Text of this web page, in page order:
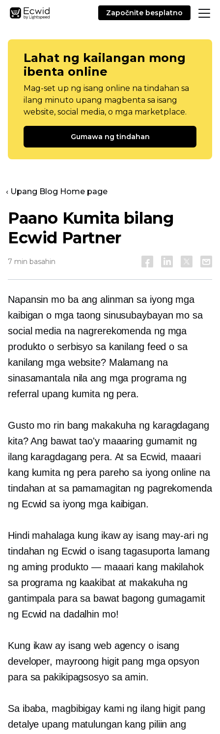
Započnite besplatno
Lahat ng kailangan mong
ibenta online
Mag-set up ng isang online na tindahan sa
ilang minuto upang magbenta sa isang
website, social media, o mga marketplace.
Gumawa ng tindahan
‹ Upang Blog Home page
Paano Kumita bilang
Ecwid Partner
7 min basahin
Napansin mo ba ang alinman sa iyong mga
kaibigan o mga taong sinusubaybayan mo sa
social media na nagrerekomenda ng mga
produkto o serbisyo sa kanilang feed o sa
kanilang mga website? Malamang na
sinasamantala nila ang mga programa ng
referral upang kumita ng pera.
Gusto mo rin bang makakuha ng karagdagang
kita? Ang bawat tao'y maaaring gumamit ng
ilang karagdagang pera. At sa Ecwid, maaari
kang kumita ng pera pareho sa iyong online na
tindahan at sa pamamagitan ng pagrekomenda
ng Ecwid sa iyong mga kaibigan.
Hindi mahalaga kung ikaw ay isang may-ari ng
tindahan ng Ecwid o isang tagasuporta lamang
ng aming produkto — maaari kang makilahok
sa programa ng kaakibat at makakuha ng
gantimpala para sa bawat bagong gumagamit
ng Ecwid na dadalhin mo!
Kung ikaw ay isang web agency o isang
developer, mayroong higit pang mga opsyon
para sa pakikipagsosyo sa amin.
Sa ibaba, magbibigay kami ng ilang higit pang
detalye upang matulungan kang piliin ang